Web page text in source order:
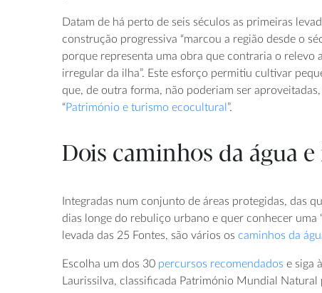
Datam de há perto de seis séculos as primeiras
construção progressiva “marcou a região desde o
porque representa uma obra que contraria o relevo
irregular da ilha”. Este esforço permitiu cultivar
que, de outra forma, não poderiam ser
“Património e turismo ecocultural ”.
Dois caminhos da água
Integradas num conjunto de áreas protegidas, das
dias longe do rebuliço urbano e quer conhecer uma
levada das 25 Fontes, são vários os caminhos da
Escolha um dos 30 percursos recomendados e siga
Laurissilva, classificada Património Mundial